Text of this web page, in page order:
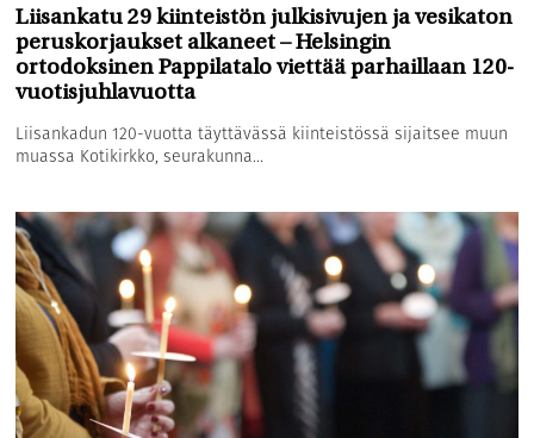
Liisankatu 29 kiinteistön julkisivujen ja vesikaton
peruskorjaukset alkaneet – Helsingin
ortodoksinen Pappilatalo viettää parhaillaan 120-
vuotisjuhlavuotta
Liisankadun 120-vuotta täyttävässä kiinteistössä sijaitsee muun
muassa Kotikirkko, seurakunna...